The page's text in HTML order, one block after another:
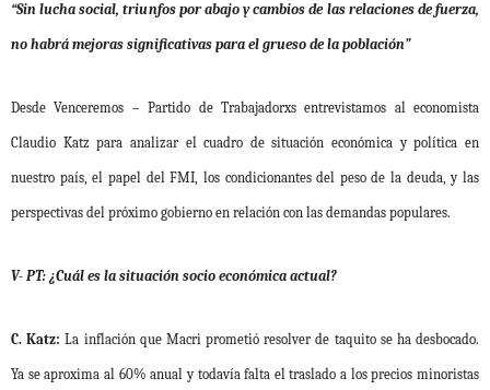
“Sin lucha social, triunfos por abajo y cambios de las relaciones de fuerza,
no habrá mejoras significativas para el grueso de la población”
Desde Venceremos – Partido de Trabajadorxs entrevistamos al economista
Claudio Katz para analizar el cuadro de situación económica y política en
nuestro país, el papel del FMI, los condicionantes del peso de la deuda, y las
perspectivas del próximo gobierno en relación con las demandas populares.
V- PT: ¿Cuál es la situación socio económica actual?
C. Katz:La inflación que Macri prometió resolver de taquito se ha desbocado.
Ya se aproxima al 60% anual y todavía falta el traslado a los precios minoristas